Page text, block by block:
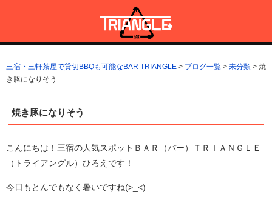
ン
へ
三宿・三軒茶屋で貸切BBQも可能なBAR TRIANGLE
三宿・三軒茶屋A5ランクの貸切BBQも可能なBAR TRIANGLE(バー・
トライアングル)
三宿・三軒茶屋で貸切BBQも可能なBAR TRIANGLE > ブログ一覧 > 未分類 > 焼
き豚になりそう
焼き豚になりそう
こんにちは！三宿の人気スポットＢＡＲ（バー）ＴＲＩＡＮＧＬＥ
（トライアングル）ひろえです！
今日もとんでもなく暑いですね(>_<)